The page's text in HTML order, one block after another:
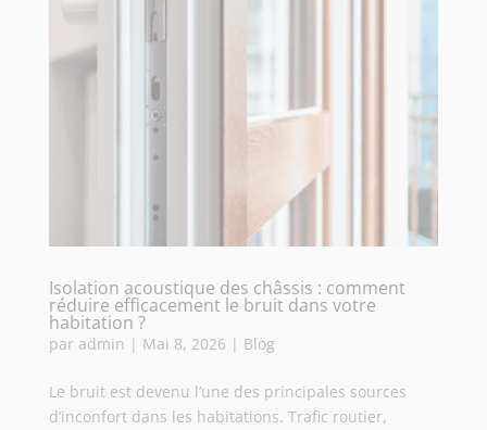
Isolation acoustique des châssis : comment
réduire efficacement le bruit dans votre
habitation ?
par admin | Mai 8, 2026 | Blog
Le bruit est devenu l’une des principales sources
d’inconfort dans les habitations. Trafic routier,